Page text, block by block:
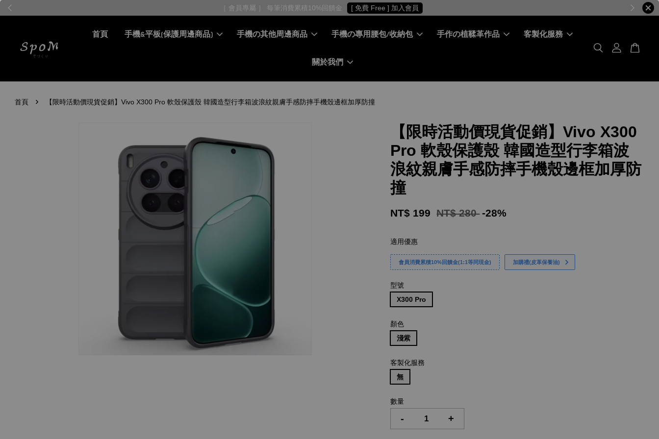
［ 會員專屬 ］ 每筆消費累積10%回饋金 [ 免費 Free ] 加入會員
首頁 手機&平板(保護周邊商品) 手機の其他周邊商品 手機の專用腰包/收納包 手作の植鞣革作品 客製化服務
關於我們
首頁 › 【限時活動價現貨促銷】Vivo X300 Pro 軟殼保護殼 韓國造型行李箱波浪紋親膚手感防摔手機殼邊框加厚防撞
【限時活動價現貨促銷】Vivo X300
Pro 軟殼保護殼 韓國造型行李箱波
浪紋親膚手感防摔手機殼邊框加厚防
撞
NT$ 199 NT$ 280 -28%
適用優惠
會員消費累積10%回饋金(1:1等同現金) 加購禮(皮革保養油)
型號
X300 Pro
顏色
淺紫
客製化服務
無
數量
- +